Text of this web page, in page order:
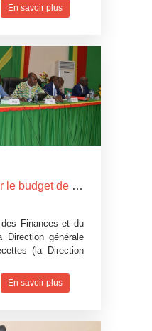
En savoir plus
Conférence publique sur le budget de l’Etat, exercice 2019: Devoir de transparence vis-à-vis des citoyens burkinabè
Finances et du
Direction générale
(la Direction
En savoir plus